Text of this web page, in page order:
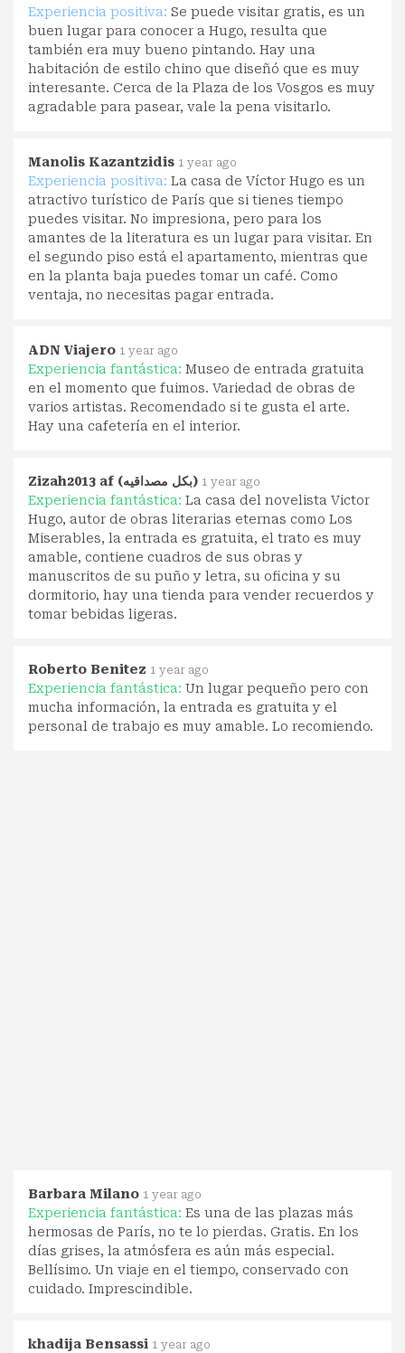
Experiencia positiva: Se puede visitar gratis, es un
buen lugar para conocer a Hugo, resulta que
también era muy bueno pintando. Hay una
habitación de estilo chino que diseñó que es muy
interesante. Cerca de la Plaza de los Vosgos es muy
agradable para pasear, vale la pena visitarlo.
Manolis Kazantzidis 1 year ago
Experiencia positiva: La casa de Víctor Hugo es un
atractivo turístico de París que si tienes tiempo
puedes visitar. No impresiona, pero para los
amantes de la literatura es un lugar para visitar. En
el segundo piso está el apartamento, mientras que
en la planta baja puedes tomar un café. Como
ventaja, no necesitas pagar entrada.
ADN Viajero 1 year ago
Experiencia fantástica: Museo de entrada gratuita
en el momento que fuimos. Variedad de obras de
varios artistas. Recomendado si te gusta el arte.
Hay una cafetería en el interior.
Zizah2013 af (‫بكل مصداقيه‬‎) 1 year ago
Experiencia fantástica: La casa del novelista Victor
Hugo, autor de obras literarias eternas como Los
Miserables, la entrada es gratuita, el trato es muy
amable, contiene cuadros de sus obras y
manuscritos de su puño y letra, su oficina y su
dormitorio, hay una tienda para vender recuerdos y
tomar bebidas ligeras.
Roberto Benitez 1 year ago
Experiencia fantástica: Un lugar pequeño pero con
mucha información, la entrada es gratuita y el
personal de trabajo es muy amable. Lo recomiendo.
Barbara Milano 1 year ago
Experiencia fantástica: Es una de las plazas más
hermosas de París, no te lo pierdas. Gratis. En los
días grises, la atmósfera es aún más especial.
Bellísimo. Un viaje en el tiempo, conservado con
cuidado. Imprescindible.
khadija Bensassi 1 year ago